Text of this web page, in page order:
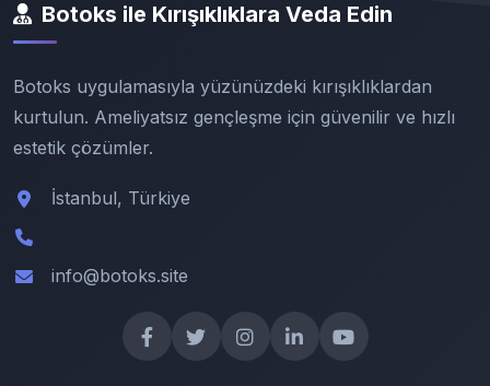
Botoks ile Kırışıklıklara Veda Edin
Botoks uygulamasıyla yüzünüzdeki kırışıklıklardan
kurtulun. Ameliyatsız gençleşme için güvenilir ve hızlı
estetik çözümler.
İstanbul, Türkiye
info@botoks.site